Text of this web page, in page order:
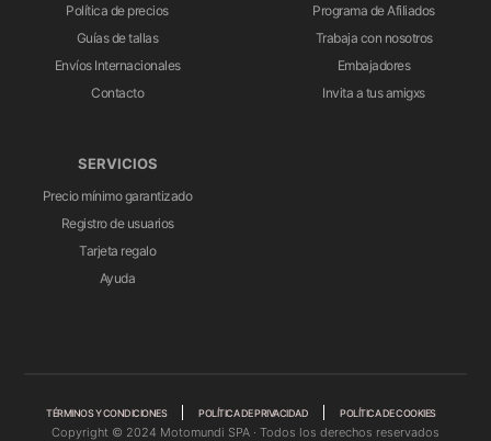
Política de precios
Guías de tallas
Envíos Internacionales
Contacto
Programa de Afiliados
Trabaja con nosotros
Embajadores
Invita a tus amigxs
SERVICIOS
Precio mínimo garantizado
Registro de usuarios
Tarjeta regalo
Ayuda
TÉRMINOS Y CONDICIONES POLÍTICA DE PRIVACIDAD POLÍTICA DE COOKIES
Copyright © 2024 Motomundi SPA · Todos los derechos reservados